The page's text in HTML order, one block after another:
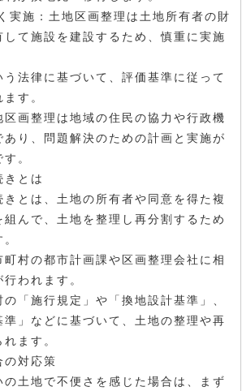
実施：土地区画整理は土地所有者の財
して施設を建設するため、慎重に実施
法律に基づいて、評価基準に従って
す。
区画整理は地域の住民の協力や行政機
あり、問題解決のための計画と実施が
。
きとは
とは、土地の所有者や同意を得た複
んで、土地を整理し再分割するため
町村の都市計画課や区画整理会社に相
われます。
「施行規定」や「換地設計基準」、
準」などに基づいて、土地の整理や再
ます。
の対応策
の土地で不便さを感じた場合は、まず